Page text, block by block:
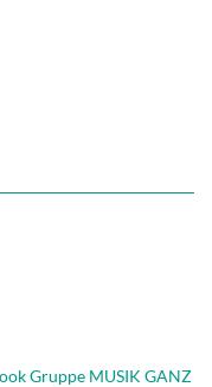
Gruppe MUSIK GANZ